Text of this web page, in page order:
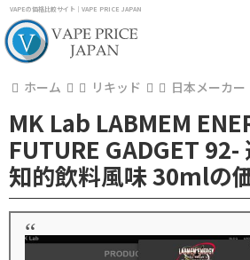
VAPEの価格比較サイト｜VAPE PRICE JAPAN
ホーム リキッド 日本メーカー
MK Lab LABMEM
FUTURE GADGET 92-
知的飲料風味 30mlの